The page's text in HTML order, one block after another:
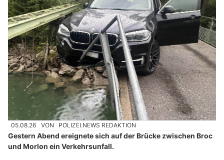
05.08.26 VON POLIZEI.NEWS REDAKTION
Gestern Abend ereignete sich auf der Brücke zwischen Broc
und Morlon ein Verkehrsunfall.